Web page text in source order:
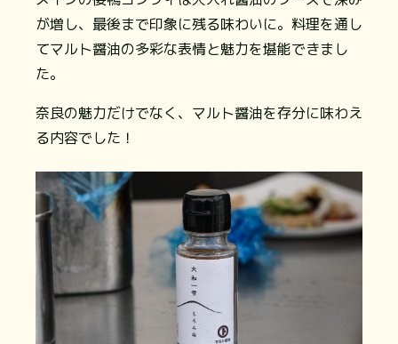
が増し、最後まで印象に残る味わいに。料理を通し
てマルト醤油の多彩な表情と魅力を堪能できまし
た。
奈良の魅力だけでなく、マルト醤油を存分に味わえ
る内容でした！